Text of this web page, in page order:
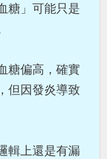
糖」可能只是
糖偏高，確實
但因發炎導致
輯上還是有漏